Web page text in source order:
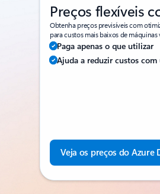
Preços flexíveis
Obtenha preços previsíveis com
para custos mais baixos de
Paga apenas o que utilizar
Ajuda a reduzir custos com
Veja os preços do Azure